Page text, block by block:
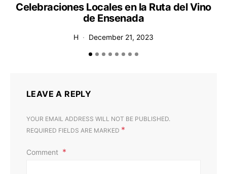
Celebraciones Locales en la Ruta del Vino
de Ensenada
H December 21, 2023
LEAVE A REPLY
YOUR EMAIL ADDRESS WILL NOT BE PUBLISHED.
REQUIRED FIELDS ARE MARKED *
Comment